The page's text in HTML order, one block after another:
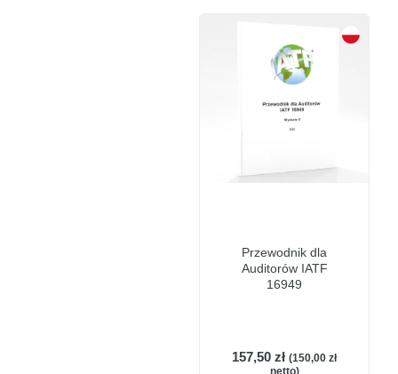
Przewodnik dla
Auditorów IATF
16949
157,50 zł (150,00 zł
netto)